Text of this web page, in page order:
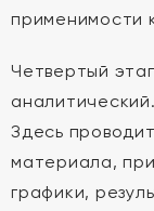
применимости
Четвертый
Здесь
материала,
графики,